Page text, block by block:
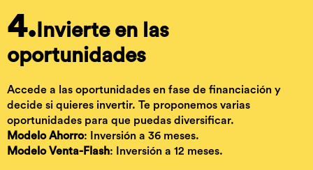
4. Invierte en las
oportunidades
Accede a las oportunidades en fase de financiación y
decide si quieres invertir. Te proponemos varias
oportunidades para que puedas diversificar.
Modelo Ahorro: Inversión a 36 meses.
Modelo Venta-Flash: Inversión a 12 meses.